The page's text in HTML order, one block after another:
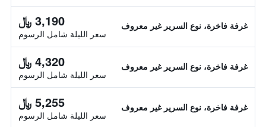
غرفة فاخرة، نوع السرير غير معروف 3,190 ﷼
سعر الليلة شامل الرسوم
غرفة فاخرة، نوع السرير غير معروف 4,320 ﷼
سعر الليلة شامل الرسوم
غرفة فاخرة، نوع السرير غير معروف 5,255 ﷼
سعر الليلة شامل الرسوم